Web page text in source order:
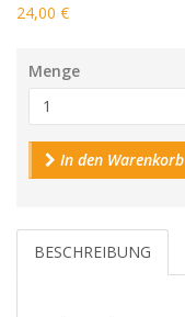
24,00 €
Menge
In den Warenkorb
BESCHREIBUNG